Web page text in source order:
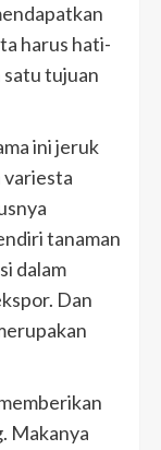
harus hati-
satu tujuan
ini jeruk
variesta
tanaman
dalam
Dan
Makanya